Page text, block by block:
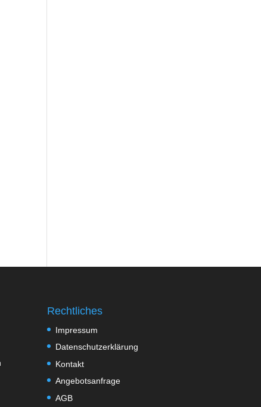
Rechtliches
Impressum
Datenschutzerklärung
Kontakt
Angebotsanfrage
AGB